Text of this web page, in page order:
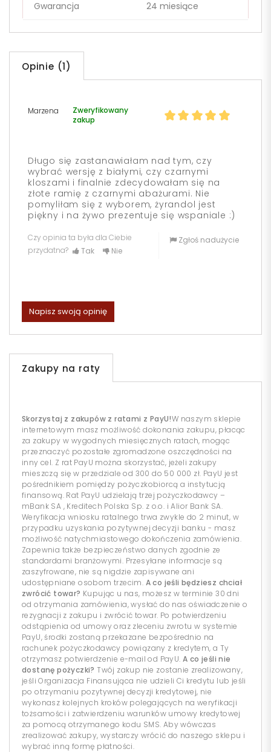
Gwarancja 24 miesiące
Opinie (1)
Marzena
Zweryfikowany
zakup
Długo się zastanawiałam nad tym, czy
wybrać wersję z białymi, czy czarnymi
kloszami i finalnie zdecydowałam się na
złote ramię z czarnymi abażurami. Nie
pomyliłam się z wyborem, żyrandol jest
piękny i na żywo prezentuje się wspaniale :)
Czy opinia ta była dla Ciebie
przydatna?
Tak Nie
Zgłoś nadużycie
Napisz swoją opinię
Zakupy na raty
Skorzystaj z zakupów z ratami z PayU!W naszym sklepie
internetowym masz możliwość dokonania zakupu, płacąc
za zakupy w wygodnych miesięcznych ratach, mogąc
przeznaczyć pozostałe zgromadzone oszczędności na
inny cel. Z rat PayU można skorzystać, jeżeli zakupy
mieszczą się w przedziale od 300 do 50 000 zł. PayU jest
pośrednikiem pomiędzy pożyczkobiorcą a instytucją
finansową. Rat PayU udzielają trzej pożyczkodawcy –
mBank SA , Kreditech Polska Sp. z o.o. i Alior Bank SA.
Weryfikacja wniosku ratalnego trwa zwykle do 2 minut, w
przypadku uzyskania pozytywnej decyzji banku - masz
możliwość natychmiastowego dokończenia zamówienia.
Zapewnia także bezpieczeństwo danych zgodnie ze
standardami branżowymi. Przesyłane informacje są
zaszyfrowane, nie są nigdzie zapisywane ani
udostępniane osobom trzecim. A co jeśli będziesz chciał
zwrócić towar? Kupując u nas, możesz w terminie 30 dni
od otrzymania zamówienia, wysłać do nas oświadczenie o
rezygnacji z zakupu i zwrócić towar. Po potwierdzeniu
odstąpienia od umowy oraz zleceniu zwrotu w systemie
PayU, środki zostaną przekazane bezpośrednio na
rachunek pożyczkodawcy powiązany z kredytem, a Ty
otrzymasz potwierdzenie e-mail od PayU. A co jeśli nie
dostanę pożyczki? Twój zakup nie zostanie zrealizowany,
jeśli Organizacja Finansująca nie udzieli Ci kredytu lub jeśli
po otrzymaniu pozytywnej decyzji kredytowej, nie
wykonasz kolejnych kroków polegających na weryfikacji
tożsamości i zatwierdzeniu warunków umowy kredytowej
za pomocą otrzymanego kodu SMS. Aby wówczas
zrealizować zakupy, wystarczy wrócić do naszego sklepu i
wybrać inną formę płatności.